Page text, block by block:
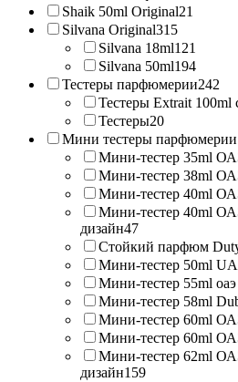
Shaik 50ml Original21
Silvana Original315
Silvana 18ml121
Silvana 50ml194
Тестеры парфюмерии242
Тестеры Extrait 100ml
Тестеры20
Мини тестеры парфюмерии
Мини-тестер 35ml
Мини-тестер 38ml
Мини-тестер 40ml
Мини-тестер 40ml
дизайн47
Стойкий парфюм
Мини-тестер 50ml
Мини-тестер 55ml
Мини-тестер 58ml
Мини-тестер 60ml
Мини-тестер 60ml
Мини-тестер 62ml
дизайн159